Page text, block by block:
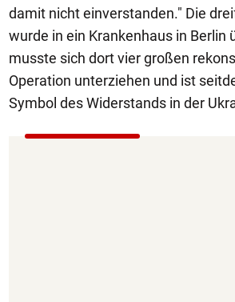
damit nicht einverstanden." Die
wurde in ein Krankenhaus in Berlin
musste sich dort vier großen
Operation unterziehen und ist
Symbol des Widerstands in der